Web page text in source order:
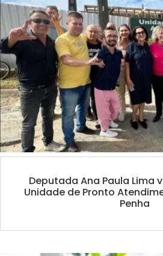
Deputada Ana Paula Lima
Unidade de Pronto
Penha